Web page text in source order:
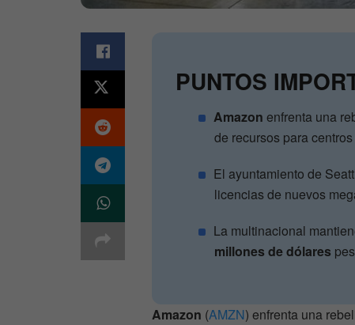
PUNTOS
Amazon enfrenta una
de recursos para
El ayuntamiento de
licencias de nuevos
La multinacional
millones de dólares
Amazon (AMZN) enfrenta una